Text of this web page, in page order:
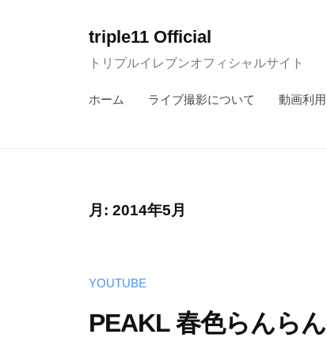
triple11 Official
トリプルイレブンオフィシャルサイト
ホーム ライブ撮影について 動画利
月: 2014年5月
YOUTUBE
PEAKL 春色らんら